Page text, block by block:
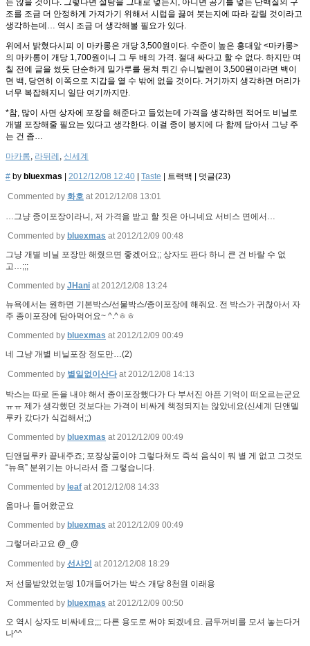
는 않을 것이다. 그렇다면 설탕을 그대로 넣는지, 아니면 공기를 넣는 단백질의 구
조를 조금 더 안정하게 가져가기 위해서 시럽을 끓여 붓는지에 따라 갈릴 것이라고
생각하는데… 역시 조금 더 생각해볼 필요가 있다.
위에서 밝혔다시피 이 마카롱은 개당 3,500원이다. 수준이 높은 홍대앞 <마카롱>
의 마카롱이 개당 1,700원이니 그 두 배의 가격. 절대 싸다고 할 수 없다. 하지만 며
칠 전에 글을 썼듯 단순하게 밀가루를 뭉쳐 튀긴 슈니발렌이 3,500원이라면 백이
면 백, 당연히 이쪽으로 지갑을 열 수 밖에 없을 것이다. 거기까지 생각하면 머리가
너무 복잡해지니 일단 여기까지만.
*참, 많이 사면 상자에 포장을 해준다고 들었는데 가격을 생각하면 적어도 비닐로
개별 포장해줄 필요는 있다고 생각한다. 이걸 종이 봉지에 다 함께 담아서 그냥 주
는 건 좀…
마카롱, 라뒤레 , 신세계
# by bluexmas 2012/12/08 12:40 Taste 트랙백 덧글(23)
Commented by 화호 at 2012/12/08 13:01
…그냥 종이포장이라니, 저 가격을 받고 할 짓은 아니네요 서비스 면에서…
Commented by bluexmas at 2012/12/09 00:48
그냥 개별 비닐 포장만 해줬으면 좋겠어요;; 상자도 판다 하니 큰 건 바랄 수 없
고…;;;
Commented by JHani at 2012/12/08 13:24
뉴욕에서는 원하면 기본박스/선물박스/종이포장에 해줘요. 전 박스가 귀찮아서 자
주 종이포장에 담아먹어요~ ^.^ㅎㅎ
Commented by bluexmas at 2012/12/09 00:49
네 그냥 개별 비닐포장 정도만…(2)
Commented by 별일없이산다at 2012/12/08 14:13
박스는 따로 돈을 내야 해서 종이포장했다가 다 부서진 아픈 기억이 떠오르는군요
ㅠㅠ 제가 생각했던 것보다는 가격이 비싸게 책정되지는 않았네요(신세계 딘앤델
루카 갔다가 식겁해서;;)
Commented by bluexmas at 2012/12/09 00:49
딘앤딜루카 끝내주죠; 포장상품이야 그렇다쳐도 즉석 음식이 뭐 별 게 없고 그것도
“뉴욕” 분위기는 아니라서 좀 그렇습니다.
Commented by leaf at 2012/12/08 14:33
옴마나 들어왔군요
Commented by bluexmas at 2012/12/09 00:49
그렇더라고요 @_@
Commented by 선샤인 at 2012/12/08 18:29
저 선물받았었눈뎅 10개들어가는 박스 개당 8천원 이래용
Commented by bluexmas at 2012/12/09 00:50
오 역시 상자도 비싸네요;;; 다른 용도로 써야 되겠네요. 금두꺼비를 모셔 놓는다거
나^^